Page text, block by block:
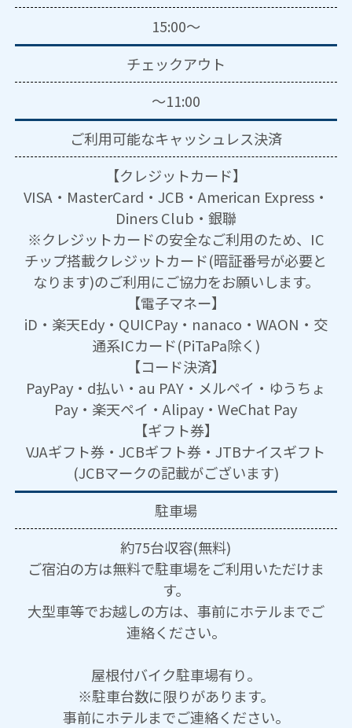
15:00～
チェックアウト
～11:00
ご利用可能なキャッシュレス決済
【クレジットカード】
VISA・MasterCard・JCB・American Express・
Diners Club・銀聯
※クレジットカードの安全なご利用のため、IC
チップ搭載クレジットカード(暗証番号が必要と
なります)のご利用にご協力をお願いします。
【電子マネー】
iD・楽天Edy・QUICPay・nanaco・WAON・交
通系ICカード(PiTaPa除く)
【コード決済】
PayPay・d払い・au PAY・メルペイ・ゆうちょ
Pay・楽天ペイ・Alipay・WeChat Pay
【ギフト券】
VJAギフト券・JCBギフト券・JTBナイスギフト
(JCBマークの記載がございます)
駐車場
約75台収容(無料)
ご宿泊の方は無料で駐車場をご利用いただけま
す。
大型車等でお越しの方は、事前にホテルまでご
連絡ください。
屋根付バイク駐車場有り。
※駐車台数に限りがあります。
事前にホテルまでご連絡ください。